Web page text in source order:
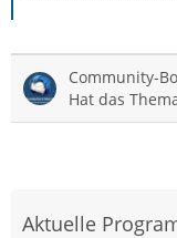
Community-
Hat das
Aktuelle